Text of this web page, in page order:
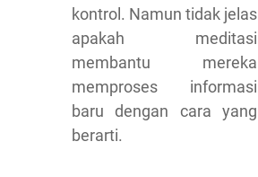
kontrol. Namun tidak jelas
apakah meditasi
membantu mereka
memproses informasi
baru dengan cara yang
berarti.